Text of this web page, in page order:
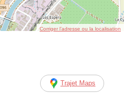
Corriger l’adresse ou la localisation
Trajet Maps